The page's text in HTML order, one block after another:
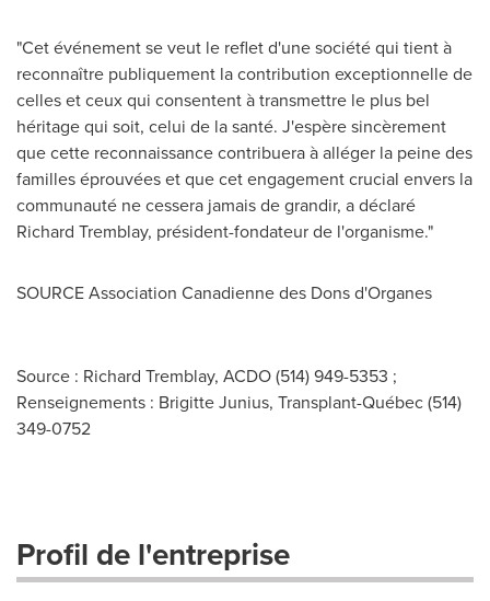
"Cet événement se veut le reflet d'une société qui tient à
reconnaître publiquement la contribution exceptionnelle de
celles et ceux qui consentent à transmettre le plus bel
héritage qui soit, celui de la santé. J'espère sincèrement
que cette reconnaissance contribuera à alléger la peine des
familles éprouvées et que cet engagement crucial envers la
communauté ne cessera jamais de grandir, a déclaré
Richard Tremblay, président-fondateur de l'organisme."
SOURCE Association Canadienne des Dons d'Organes
Source : Richard Tremblay, ACDO (514) 949-5353 ;
Renseignements : Brigitte Junius, Transplant-Québec (514)
349-0752
Profil de l'entreprise